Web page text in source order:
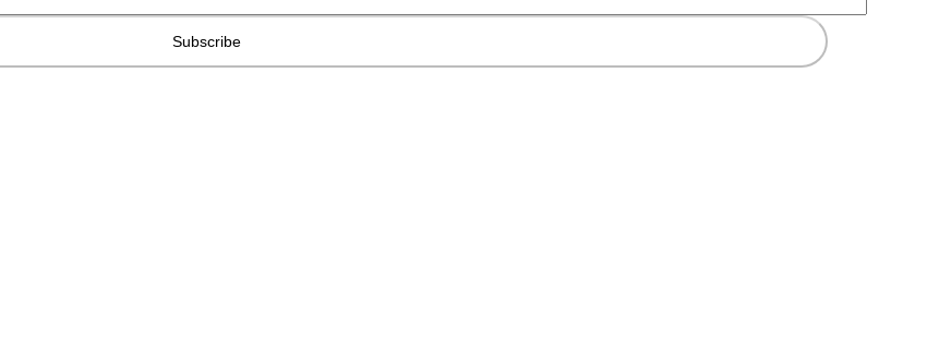
Subscribe